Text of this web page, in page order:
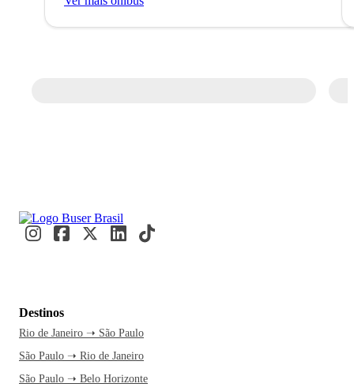
Destinos
Rio de Janeiro ➝ São Paulo
São Paulo ➝ Rio de Janeiro
São Paulo ➝ Belo Horizonte